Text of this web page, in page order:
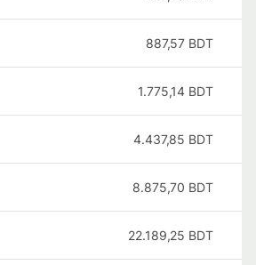
887,57 BDT
1.775,14 BDT
4.437,85 BDT
8.875,70 BDT
22.189,25 BDT